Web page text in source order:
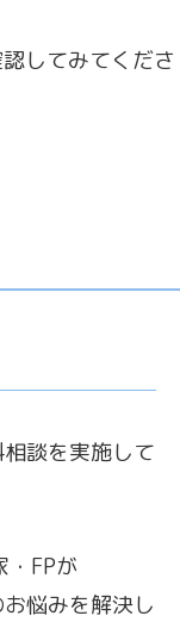
してみてくださ
談を実施して
FPが
悩みを解決し